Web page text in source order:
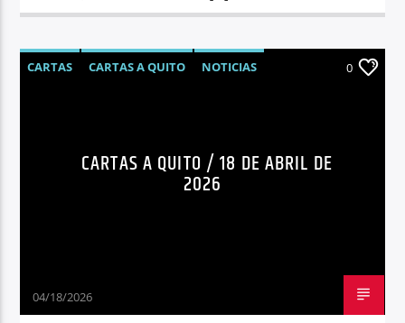
CARTAS CARTAS A QUITO
NOTICIAS
0
CARTAS A QUITO / 18 DE ABRIL DE
2026
04/18/2026